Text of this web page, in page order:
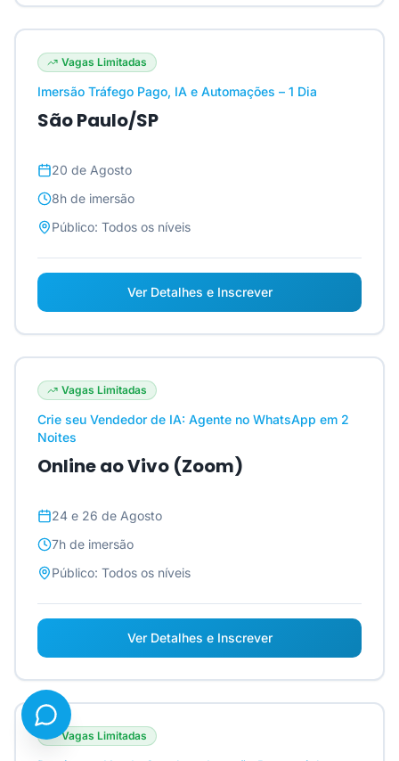
Vagas Limitadas
Imersão Tráfego Pago, IA e Automações – 1 Dia
São Paulo/SP
20 de Agosto
8h de imersão
Público: Todos os níveis
Ver Detalhes e Inscrever
Vagas Limitadas
Crie seu Vendedor de IA: Agente no WhatsApp em 2
Noites
Online ao Vivo (Zoom)
24 e 26 de Agosto
7h de imersão
Público: Todos os níveis
Ver Detalhes e Inscrever
Vagas Limitadas